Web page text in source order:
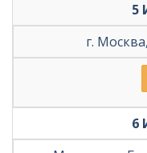
5
г.
6